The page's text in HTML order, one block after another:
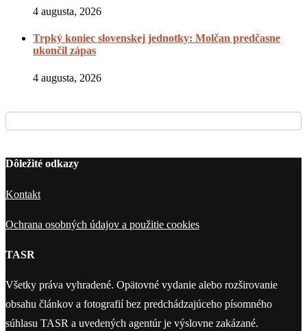
4 augusta, 2026
Trpký koniec slovenskej jednotky: Molčan predčasne
ukončil zápas
4 augusta, 2026
Dôležité odkazy
Kontakt
Ochrana osobných údajov a použitie cookies
TASR
Všetky práva vyhradené. Opätovné vydanie alebo rozširovanie
obsahu článkov a fotografií bez predchádzajúceho písomného
súhlasu TASR a uvedených agentúr je výslovne zakázané.